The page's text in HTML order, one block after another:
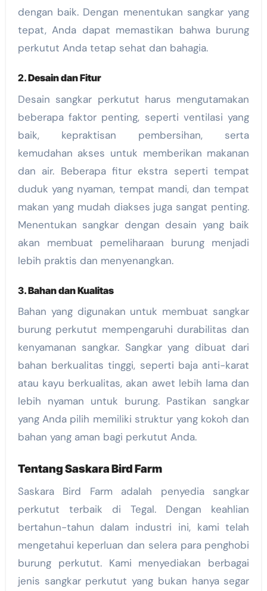
dengan baik. Dengan menentukan sangkar yang
tepat, Anda dapat memastikan bahwa burung
perkutut Anda tetap sehat dan bahagia.
2.Desain dan Fitur
Desain sangkar perkutut harus mengutamakan
beberapa faktor penting, seperti ventilasi yang
baik, kepraktisan pembersihan, serta
kemudahan akses untuk memberikan makanan
dan air. Beberapa fitur ekstra seperti tempat
duduk yang nyaman, tempat mandi, dan tempat
makan yang mudah diakses juga sangat penting.
Menentukan sangkar dengan desain yang baik
akan membuat pemeliharaan burung menjadi
lebih praktis dan menyenangkan.
3.Bahan dan Kualitas
Bahan yang digunakan untuk membuat sangkar
burung perkutut mempengaruhi durabilitas dan
kenyamanan sangkar. Sangkar yang dibuat dari
bahan berkualitas tinggi, seperti baja anti-karat
atau kayu berkualitas, akan awet lebih lama dan
lebih nyaman untuk burung. Pastikan sangkar
yang Anda pilih memiliki struktur yang kokoh dan
bahan yang aman bagi perkutut Anda.
Tentang Saskara Bird Farm
Saskara Bird Farm adalah penyedia sangkar
perkutut terbaik di Tegal. Dengan keahlian
bertahun-tahun dalam industri ini, kami telah
mengetahui keperluan dan selera para penghobi
burung perkutut. Kami menyediakan berbagai
jenis sangkar perkutut yang bukan hanya segar